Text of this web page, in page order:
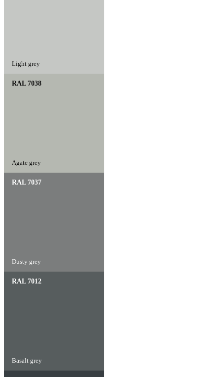
Light grey
RAL 7038
Agate grey
RAL 7037
Dusty grey
RAL 7012
Basalt grey